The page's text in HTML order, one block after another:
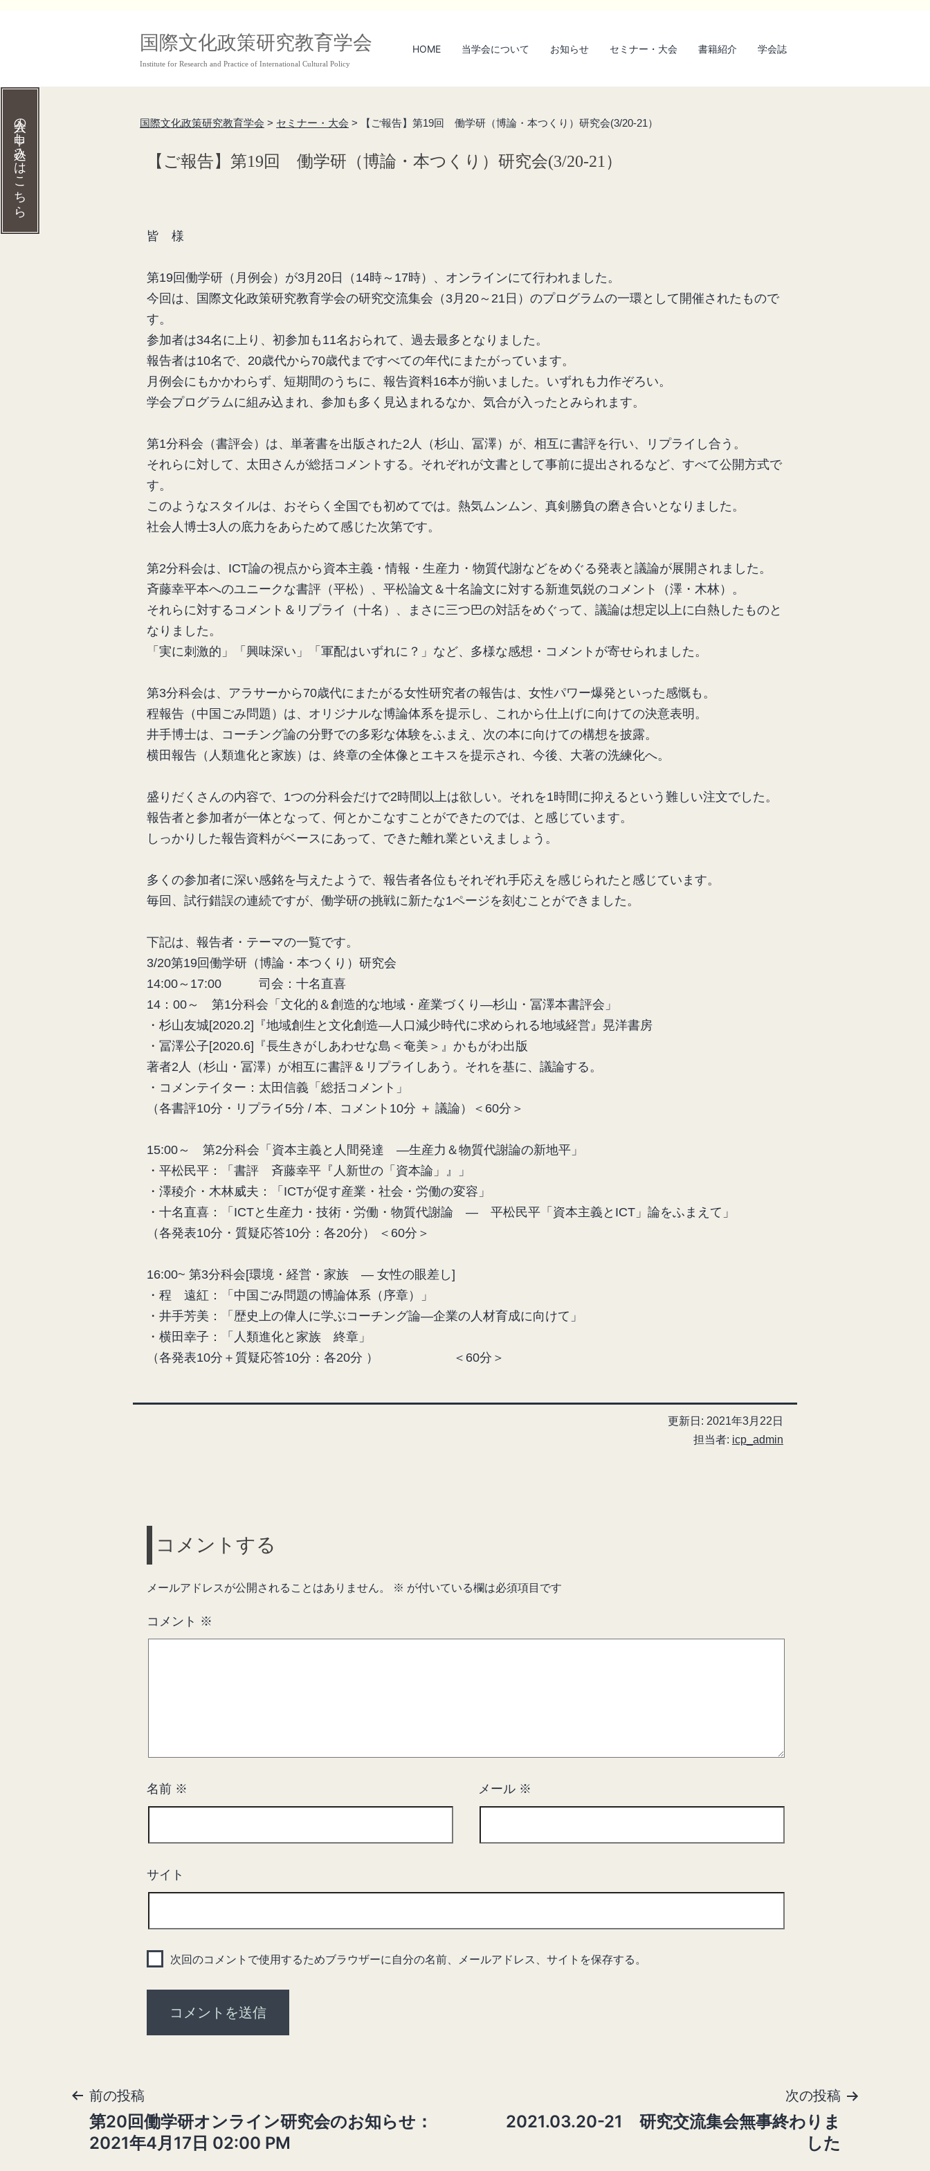
ン
プ
国際文化政策研究教育学会
Institute for Research and Practice of International Cultural Policy
HOME 当学会について お知らせ セミナー・大会 書籍紹介 学会誌
入会の申し込みはこちら 国際文化政策研究教育学会 > セミナー・大会 > 【ご報告】第19回 働学研（博論・本つくり）研究会(3/20-21）
【ご報告】第19回 働学研（博論・本つくり）研究会(3/20-21）
皆 様
第19回働学研（月例会）が3月20日（14時～17時）、オンラインにて行われました。
今回は、国際文化政策研究教育学会の研究交流集会（3月20～21日）のプログラムの一環として開催されたもので
す。
参加者は34名に上り、初参加も11名おられて、過去最多となりました。
報告者は10名で、20歳代から70歳代まですべての年代にまたがっています。
月例会にもかかわらず、短期間のうちに、報告資料16本が揃いました。いずれも力作ぞろい。
学会プログラムに組み込まれ、参加も多く見込まれるなか、気合が入ったとみられます。
第1分科会（書評会）は、単著書を出版された2人（杉山、冨澤）が、相互に書評を行い、リプライし合う。
それらに対して、太田さんが総括コメントする。それぞれが文書として事前に提出されるなど、すべて公開方式で
す。
このようなスタイルは、おそらく全国でも初めてでは。熱気ムンムン、真剣勝負の磨き合いとなりました。
社会人博士3人の底力をあらためて感じた次第です。
第2分科会は、ICT論の視点から資本主義・情報・生産力・物質代謝などをめぐる発表と議論が展開されました。
斉藤幸平本へのユニークな書評（平松）、平松論文＆十名論文に対する新進気鋭のコメント（澤・木林）。
それらに対するコメント＆リプライ（十名）、まさに三つ巴の対話をめぐって、議論は想定以上に白熱したものと
なりました。
「実に刺激的」「興味深い」「軍配はいずれに？」など、多様な感想・コメントが寄せられました。
第3分科会は、アラサーから70歳代にまたがる女性研究者の報告は、女性パワー爆発といった感慨も。
程報告（中国ごみ問題）は、オリジナルな博論体系を提示し、これから仕上げに向けての決意表明。
井手博士は、コーチング論の分野での多彩な体験をふまえ、次の本に向けての構想を披露。
横田報告（人類進化と家族）は、終章の全体像とエキスを提示され、今後、大著の洗練化へ。
盛りだくさんの内容で、1つの分科会だけで2時間以上は欲しい。それを1時間に抑えるという難しい注文でした。
報告者と参加者が一体となって、何とかこなすことができたのでは、と感じています。
しっかりした報告資料がベースにあって、できた離れ業といえましょう。
多くの参加者に深い感銘を与えたようで、報告者各位もそれぞれ手応えを感じられたと感じています。
毎回、試行錯誤の連続ですが、働学研の挑戦に新たな1ページを刻むことができました。
下記は、報告者・テーマの一覧です。
3/20第19回働学研（博論・本つくり）研究会
14:00～17:00 司会：十名直喜
14：00～ 第1分科会「文化的＆創造的な地域・産業づくり―杉山・冨澤本書評会」
・杉山友城[2020.2]『地域創生と文化創造―人口減少時代に求められる地域経営』晃洋書房
・冨澤公子[2020.6]『長生きがしあわせな島＜奄美＞』かもがわ出版
著者2人（杉山・冨澤）が相互に書評＆リプライしあう。それを基に、議論する。
・コメンテイター：太田信義「総括コメント」
（各書評10分・リプライ5分 / 本、コメント10分 ＋ 議論）＜60分＞
15:00～ 第2分科会「資本主義と人間発達 ―生産力＆物質代謝論の新地平」
・平松民平：「書評 斉藤幸平『人新世の「資本論」』」
・澤稜介・木林威夫：「ICTが促す産業・社会・労働の変容」
・十名直喜：「ICTと生産力・技術・労働・物質代謝論 ― 平松民平「資本主義とICT」論をふまえて」
（各発表10分・質疑応答10分：各20分） ＜60分＞
16:00~ 第3分科会[環境・経営・家族 ― 女性の眼差し]
・程 遠紅：「中国ごみ問題の博論体系（序章）」
・井手芳美：「歴史上の偉人に学ぶコーチング論―企業の人材育成に向けて」
・横田幸子：「人類進化と家族 終章」
（各発表10分＋質疑応答10分：各20分 ） ＜60分＞
更新日: 2021年3月22日
担当者: icp_admin
コメントする
メールアドレスが公開されることはありません。 ※ が付いている欄は必須項目です
コメント ※
名前 ※ メール ※
サイト
次回のコメントで使用するためブラウザーに自分の名前、メールアドレス、サイトを保存する。
投
稿
ナ
前の投稿
第20回働学研オンライン研究会のお知らせ：
2021年4月17日 02:00 PM
次の投稿
2021.03.20-21 研究交流集会無事終わりま
した